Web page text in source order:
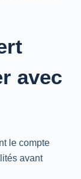
avec
le compte
avant